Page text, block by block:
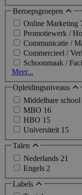
Beroepsgroepen
Online Marketing
Promotiewerk /
Communicatie /
Commercieel /
Schoonmaak /
Meer...
Opleidingsniveaus
Middelbare school
MBO 16
HBO 15
Universiteit 15
Talen
Nederlands 21
Engels 2
Labels